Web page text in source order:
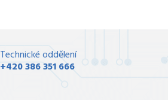
Technické oddělení
+420 386 351 666